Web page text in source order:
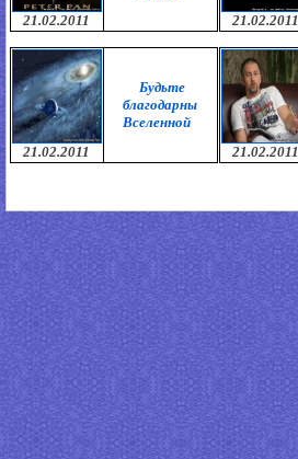
21.02.2011
21.02.2011
21.02.2011
Будьте
благодарны
Вселенной
21.02.2011